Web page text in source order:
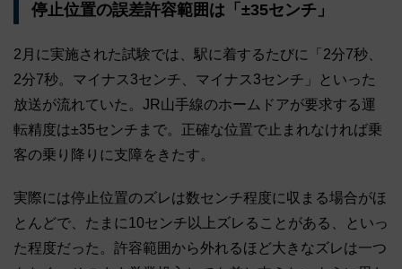
停止位置の誤差許容範囲は「±35センチ」
2月に実施された試験では、駅に着するたびに「2分7秒、
2分7秒。マイナス3センチ、マイナス3センチ」といった
放送が流れていた。JR山手線のホームドアが要求する運
転精度は±35センチまで。正確な位置で止まれなければ乗
客の乗り降りに支障をきたす。
実際には停止位置のズレは数センチ程度に収まる場合がほ
とんどで、たまに10センチ以上ズレることがある、といっ
た程度だった。許容範囲から外れるほど大きなズレは一つ